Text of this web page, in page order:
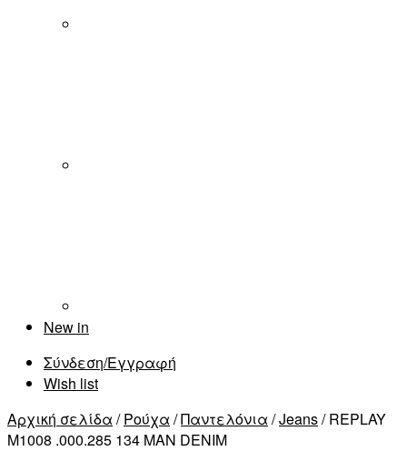
New in
Σύνδεση/Εγγραφή
Wish list
Αρχική σελίδα /Ρούχα /Παντελόνια /Jeans/ REPLAY
M1008 .000.285 134 MAN DENIM